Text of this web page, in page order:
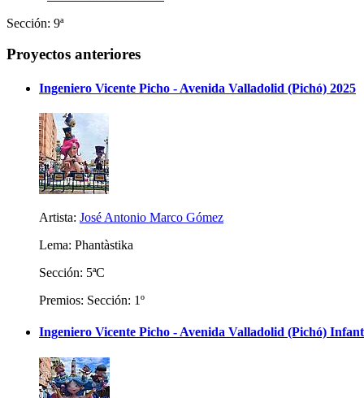
Sección: 9ª
Proyectos anteriores
Ingeniero Vicente Picho - Avenida Valladolid (Pichó) 2025
Artista: José Antonio Marco Gómez
Lema: Phantàstika
Sección: 5ªC
Premios: Sección: 1º
Ingeniero Vicente Picho - Avenida Valladolid (Pichó)